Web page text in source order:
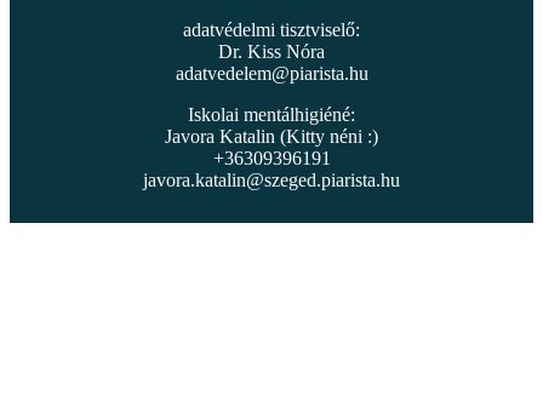
adatvédelmi tisztviselő:
Dr. Kiss Nóra
adatvedelem@piarista.hu
Iskolai mentálhigiéné:
Javora Katalin (Kitty néni :)
+36309396191
javora.katalin@szeged.piarista.hu